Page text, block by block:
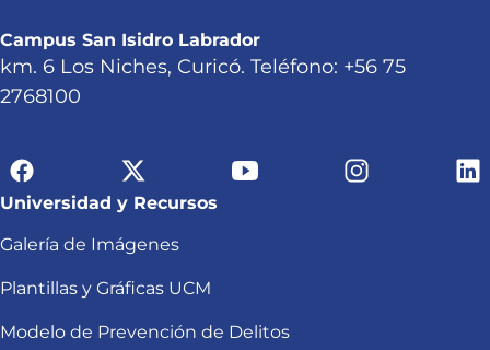
Campus San Isidro Labrador
km. 6 Los Niches, Curicó. Teléfono: +56 75
2768100
Universidad y Recursos
Galería de Imágenes
Plantillas y Gráficas UCM
Modelo de Prevención de Delitos